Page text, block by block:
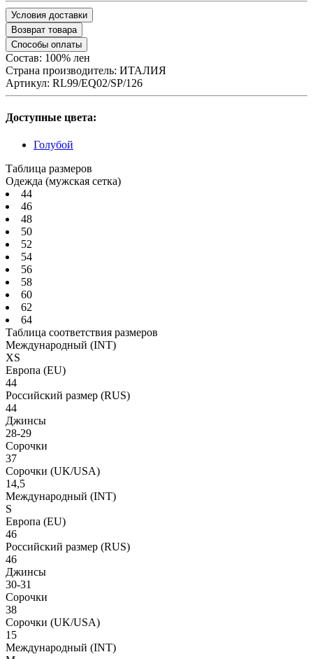
Условия доставки
Возврат товара
Способы оплаты
Состав: 100% лен
Страна производитель: ИТАЛИЯ
Артикул: RL99/EQ02/SP/126
Доступные цвета:
Голубой
Таблица размеров
Одежда (мужская сетка)
44
46
48
50
52
54
56
58
60
62
64
Таблица соответствия размеров
Международный (INT)
XS
Европа (EU)
44
Российский размер (RUS)
44
Джинсы
28-29
Сорочки
37
Сорочки (UK/USA)
14,5
Международный (INT)
S
Европа (EU)
46
Российский размер (RUS)
46
Джинсы
30-31
Сорочки
38
Сорочки (UK/USA)
15
Международный (INT)